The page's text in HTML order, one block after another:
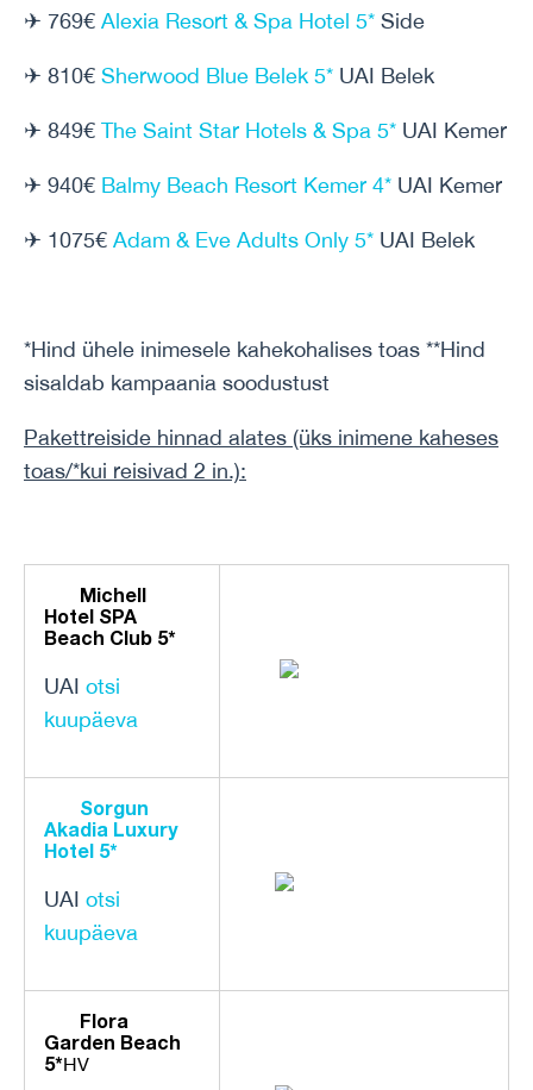
✈ 769€ Alexia Resort & Spa Hotel 5* Side
✈ 810€ Sherwood Blue Belek 5* UAI Belek
✈ 849€ The Saint Star Hotels & Spa 5* UAI Kemer
✈ 940€ Balmy Beach Resort Kemer 4* UAI Kemer
✈ 1075€ Adam & Eve Adults Only 5* UAI Belek
*Hind ühele inimesele kahekohalises toas **Hind
sisaldab kampaania soodustust
Pakettreiside hinnad alates (üks inimene kaheses
toas/*kui reisivad 2 in.):
Michell
Hotel SPA
Beach Club 5*
UAI otsi
kuupäeva
Sorgun
Akadia Luxury
Hotel 5*
UAI otsi
kuupäeva
Flora
Garden Beach
5*HV